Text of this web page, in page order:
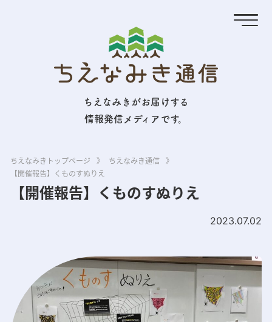
ちえなみきがお届けする
情報発信メディアです。
ちえなみきトップページ 》 ちえなみき通信
》
【開催報告】くものすぬりえ
【開催報告】くものすぬりえ
2023.07.02